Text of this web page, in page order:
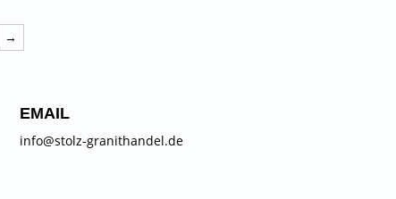
→
EMAIL
info@stolz-granithandel.de